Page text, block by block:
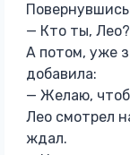
— Кто ты, Лео?
А потом, уже
добавила:
— Желаю,
Лео смотрел
ждал.